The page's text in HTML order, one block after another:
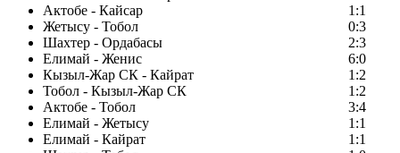
Актобе - Кайсар
1:1
Жетысу - Тобол
0:3
Шахтер - Ордабасы
2:3
Елимай - Женис
6:0
Кызыл-Жар СК - Кайрат
1:2
Тобол - Кызыл-Жар СК
1:2
Актобе - Тобол
3:4
Елимай - Жетысу
1:1
Елимай - Кайрат
1:1